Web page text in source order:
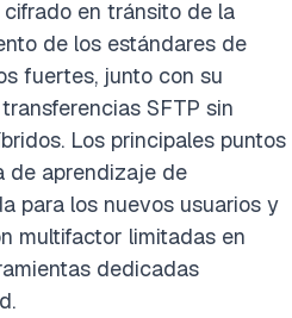
en tránsito de la
de los estándares de
fuertes, junto con su
SFTP sin
Los principales puntos
de aprendizaje de
para los nuevos usuarios y
multifactor limitadas en
dedicadas